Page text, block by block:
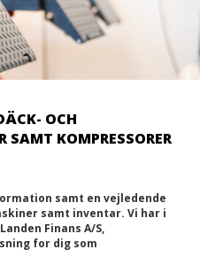
OCH
SAMT KOMPRESSORER
samt en vejledende
samt inventar. Vi har i
Finans A/S,
for dig som